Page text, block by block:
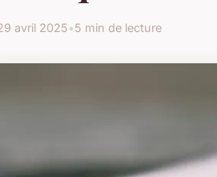
avril 2025•5 min de lecture